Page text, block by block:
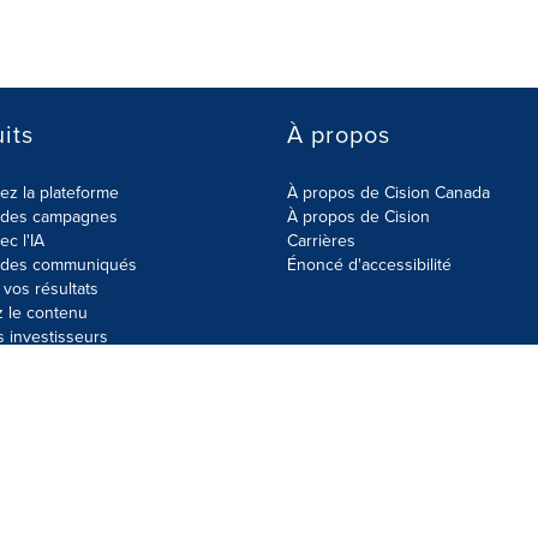
la plateforme
campagnes
l'IA
communiqués
résultats
le contenu
investisseurs
À propos
À propos de Cision Canada
À propos de Cision
Carrières
Énoncé d'accessibilité